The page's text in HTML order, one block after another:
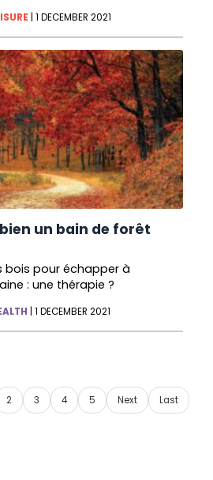
|1 DECEMBER 2021
un bain de forêt
bois pour échapper à
: une thérapie ?
|1 DECEMBER 2021
2 3 4 5 Next Last